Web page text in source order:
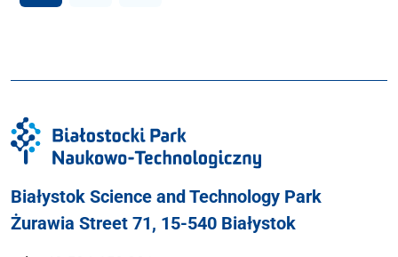
Białystok Science and Technology Park
Żurawia Street 71, 15-540 Białystok